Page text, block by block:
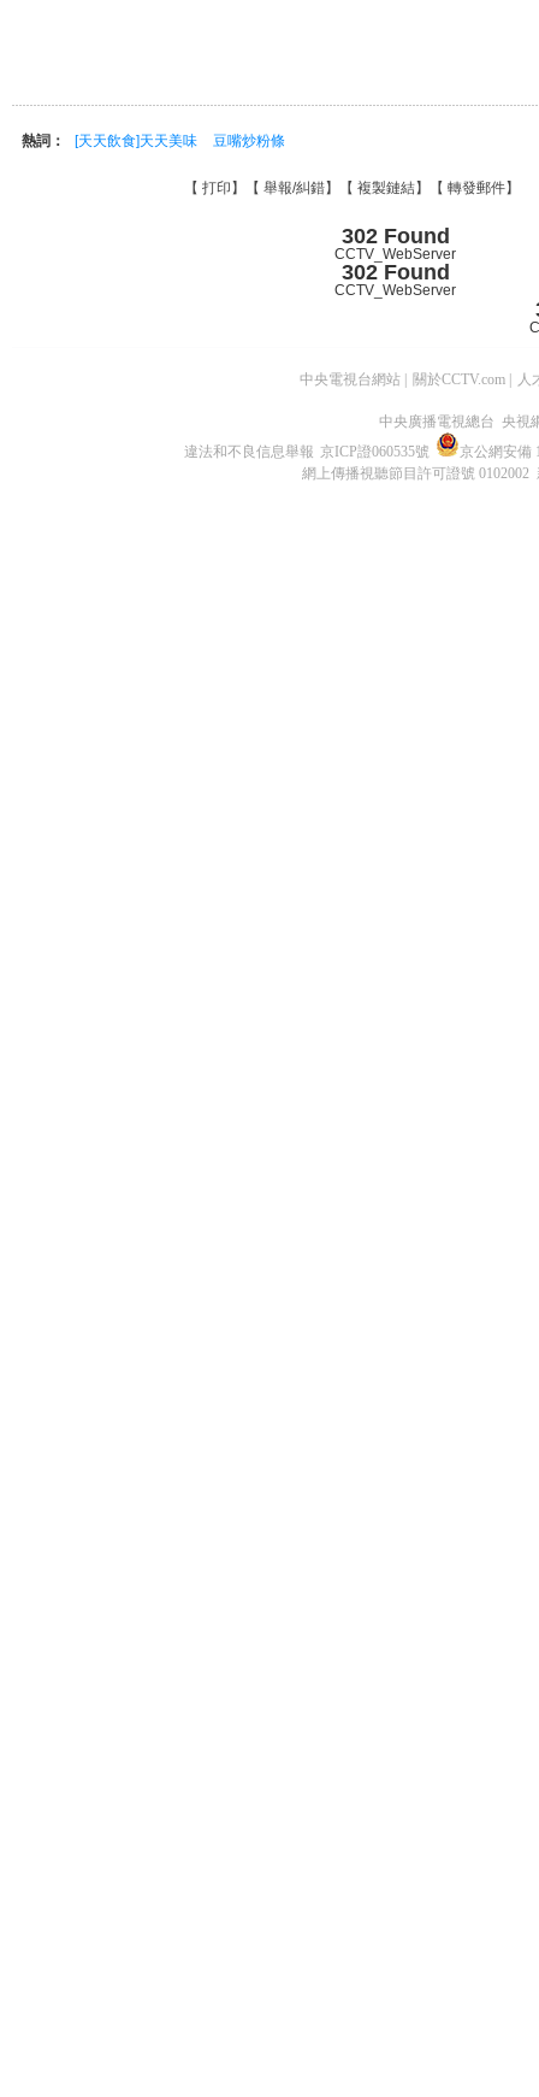
熱詞： [天天飲食]天天美味 豆嘴炒粉條
【 打印 】【 舉報/糾錯】【 複製鏈結】【 轉發郵件】
302 Found
CCTV_WebServer
302 Found
CCTV_WebServer
中央電視台網站 關於CCTV.com 人
中央廣播電視總台 央視
違法和不良信息舉報 京ICP證060535號
京公網安備
網上傳播視聽節目許可證號 0102002